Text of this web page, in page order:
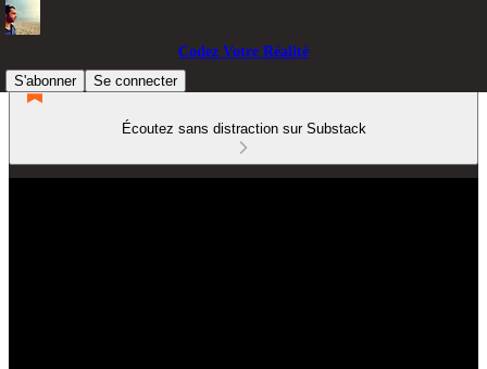
Codez Votre Réalité
S'abonner
Se connecter
Écoutez sans distraction sur Substack